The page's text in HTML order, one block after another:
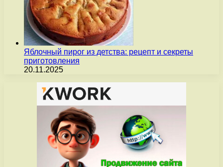
Яблочный пирог из детства: рецепт и секреты
приготовления
20.11.2025